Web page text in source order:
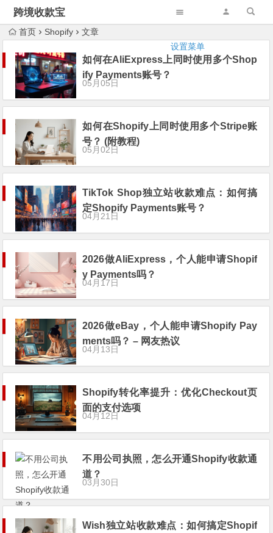
跨境收款宝
设置菜单
首页 Shopify 文章
如何在AliExpress上同时使用多个Shop
ify Payments账号？
05月05日
如何在Shopify上同时使用多个Stripe账
号？ (附教程)
05月02日
TikTok Shop独立站收款难点：如何搞
定Shopify Payments账号？
04月21日
2026做AliExpress，个人能申请Shopif
y Payments吗？
04月17日
2026做eBay，个人能申请Shopify Pay
ments吗？ – 网友热议
04月13日
Shopify转化率提升：优化Checkout页
面的支付选项
04月12日
不用公司执照，怎么开通Shopify收款通
道？
03月30日
Wish独立站收款难点：如何搞定Shopif